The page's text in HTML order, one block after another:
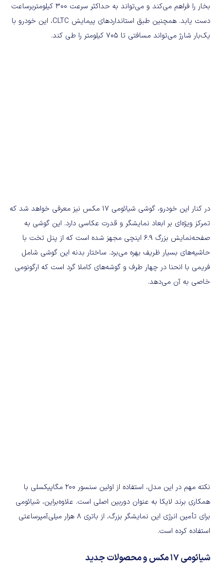
بخار را فراهم می‌کند و می‌تواند به حداکثر سرعت ۳۰۰ کیلومتربرساعت
دست یابد. همچنین طبق استانداردهای پیمایش CLTC، این خودرو با
یک‌بار شارژ می‌تواند مسافتی تا ۷۰۵ کیلومتر را طی کند.
در کنار این خودرو، گوشی شیائومی ۱۷ مکس نیز معرفی خواهد شد که
تمرکز ویژه‌ای بر ابعاد نمایشگر و قدرت عکاسی دارد. این گوشی به
صفحه‌نمایش بزرگ ۶.۹ اینچی مجهز شده است که از پنل تخت با
حاشیه‌های بسیار ظریف بهره می‌برد. ساختار بدنه این گوشی شامل
فریمی با انحنا در چهار طرف و گوشه‌های کاملا گرد است که ارگونومی
خاصی به آن می‌دهد.
نکته مهم در این مدل، استفاده از اولین سنسور ۲۰۰ مگاپیکسلی با
همکاری برند لایکا به عنوان دوربین اصلی است. علاوه‌براین، شیائومی
برای تأمین انرژی این نمایشگر بزرگ، از باتری ۸ هزار میلی‌آمپرساعتی
استفاده کرده است.
شیائومی ۱۷ مکس و محصولات جدید